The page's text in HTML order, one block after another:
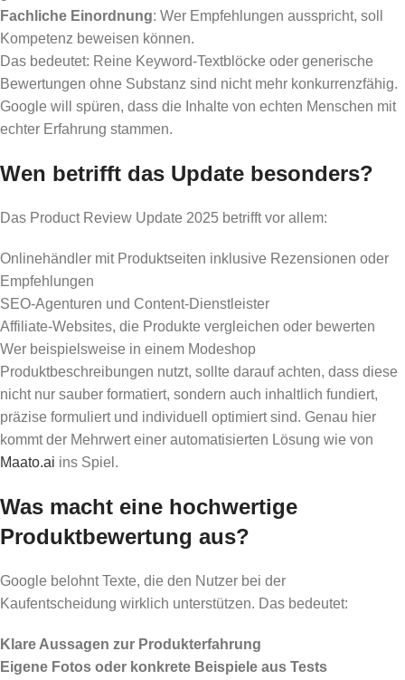
Fachliche Einordnung: Wer Empfehlungen ausspricht, soll
Kompetenz beweisen können.
Das bedeutet: Reine Keyword-Textblöcke oder generische
Bewertungen ohne Substanz sind nicht mehr konkurrenzfähig.
Google will spüren, dass die Inhalte von echten Menschen mit
echter Erfahrung stammen.
Wen betrifft das Update besonders?
Das Product Review Update 2025 betrifft vor allem:
Onlinehändler mit Produktseiten inklusive Rezensionen oder
Empfehlungen
SEO-Agenturen und Content-Dienstleister
Affiliate-Websites, die Produkte vergleichen oder bewerten
Wer beispielsweise in einem Modeshop
Produktbeschreibungen nutzt, sollte darauf achten, dass diese
nicht nur sauber formatiert, sondern auch inhaltlich fundiert,
präzise formuliert und individuell optimiert sind. Genau hier
kommt der Mehrwert einer automatisierten Lösung wie von
Maato.ai ins Spiel.
Was macht eine hochwertige
Produktbewertung aus?
Google belohnt Texte, die den Nutzer bei der
Kaufentscheidung wirklich unterstützen. Das bedeutet:
Klare Aussagen zur Produkterfahrung
Eigene Fotos oder konkrete Beispiele aus Tests